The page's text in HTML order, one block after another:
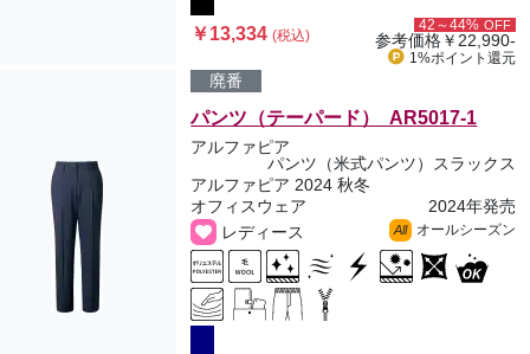
￥13,334(税込)
42～44% OFF
参考価格￥22,990-
1%ポイント 還元
廃番
パンツ（テーパード） AR5017-1
アルファピア
パンツ（米式パンツ）スラックス
アルファピア 2024 秋冬
オフィスウェア
2024年発売
レディース
All オールシーズン